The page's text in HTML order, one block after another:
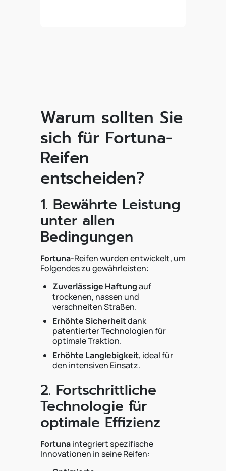
Warum sollten Sie
sich für Fortuna-
Reifen
entscheiden?
1. Bewährte Leistung
unter allen
Bedingungen
Fortuna-Reifen wurden entwickelt, um
Folgendes zu gewährleisten:
Zuverlässige Haftungauf
trockenen, nassen und
verschneiten Straßen.
Erhöhte Sicherheitdank
patentierter Technologien für
optimale Traktion.
Erhöhte Langlebigkeit, ideal für
den intensiven Einsatz.
2. Fortschrittliche
Technologie für
optimale Effizienz
Fortunaintegriert spezifische
Innovationen in seine Reifen: